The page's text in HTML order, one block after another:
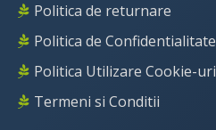
Politica de returnare
Politica de Confidentialitate
Politica Utilizare Cookie-uri
Termeni si Conditii